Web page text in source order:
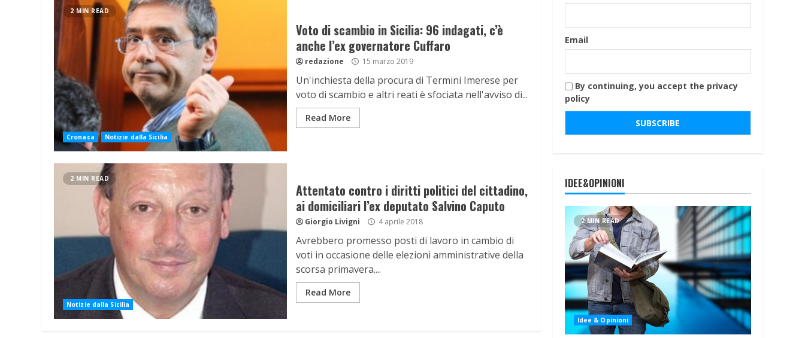
2 MIN READ
Cronaca Notizie dalla Sicilia
Voto di scambio in Sicilia: 96 indagati, c’è
anche l’ex governatore Cuffaro
redazione 15 marzo 2019
Un'inchiesta della procura di Termini Imerese per
voto di scambio e altri reati è sfociata nell'avviso di...
Read More
2 MIN READ
Notizie dalla Sicilia
Attentato contro i diritti politici del cittadino,
ai domiciliari l’ex deputato Salvino Caputo
Giorgio Livigni 4 aprile 2018
Avrebbero promesso posti di lavoro in cambio di
voti in occasione delle elezioni amministrative della
scorsa primavera....
Read More
Email
By continuing, you accept the privacy
policy
IDEE&OPINIONI
2 MIN READ
Idee & Opinioni